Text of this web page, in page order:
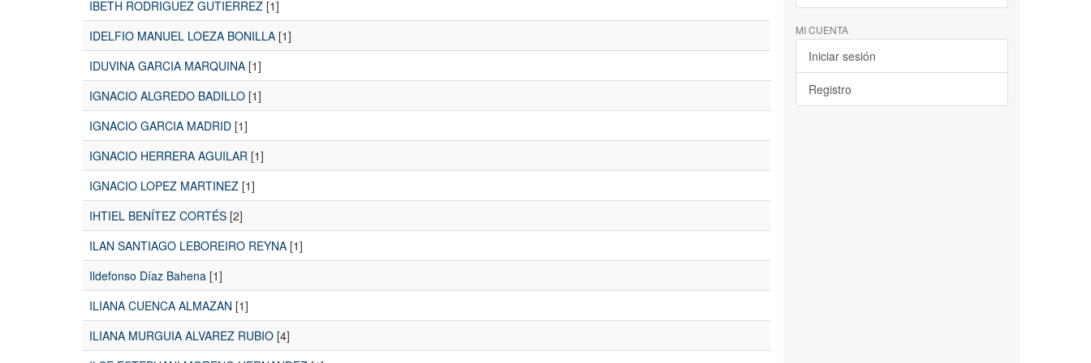
IBETH RODRIGUEZ GUTIERREZ [1]
IDELFIO MANUEL LOEZA BONILLA [1]
IDUVINA GARCIA MARQUINA [1]
IGNACIO ALGREDO BADILLO [1]
IGNACIO GARCIA MADRID [1]
IGNACIO HERRERA AGUILAR [1]
IGNACIO LOPEZ MARTINEZ [1]
IHTIEL BENÍTEZ CORTÉS [2]
ILAN SANTIAGO LEBOREIRO REYNA [1]
Ildefonso Díaz Bahena [1]
ILIANA CUENCA ALMAZAN [1]
ILIANA MURGUIA ALVAREZ RUBIO [4]
MI CUENTA
Iniciar sesión
Registro